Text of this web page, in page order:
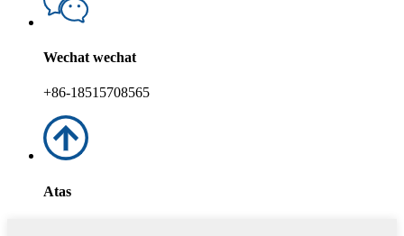
Wechat wechat
+86-18515708565
Atas